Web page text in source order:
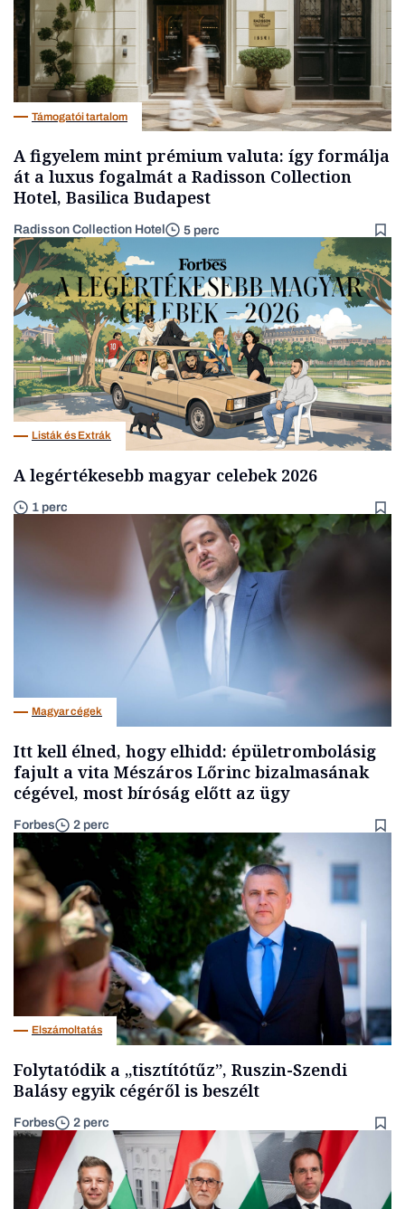
Támogatói tartalom
A figyelem mint prémium valuta: így formálja
át a luxus fogalmát a Radisson Collection
Hotel, Basilica Budapest
Radisson Collection Hotel 5 perc
Listák és Extrák
A legértékesebb magyar celebek 2026
1 perc
Magyar cégek
Itt kell élned, hogy elhidd: épületrombolásig
fajult a vita Mészáros Lőrinc bizalmasának
cégével, most bíróság előtt az ügy
Forbes 2 perc
Elszámoltatás
Folytatódik a „tisztítótűz”, Ruszin-Szendi
Balásy egyik cégéről is beszélt
Forbes 2 perc